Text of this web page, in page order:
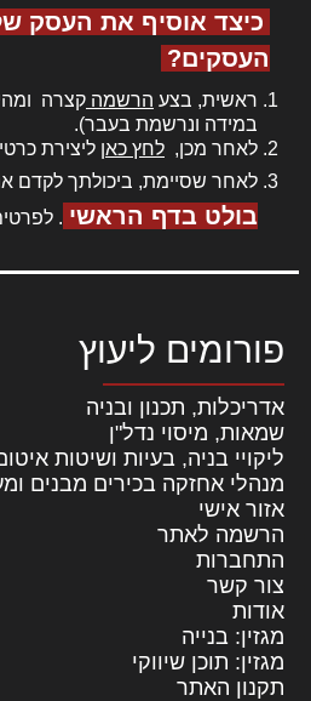
כיצד אוסיף את העסק
העסקים?
ראשית, בצע הרשמה קצרה
במידה ונרשמת בעבר).
לאחר מכן, לחץ כאן ליצירת
לאחר שסיימת, ביכולתך לקדם
בולט בדף הראשי .
פורומים ליעוץ
אדריכלות, תכנון ובניה
שמאות, מיסוי נדל"ן
ליקויי בניה, בעיות ושיטות
מנהלי אחזקה בכירים מבנים
אזור אישי
הרשמה לאתר
התחברות
צור קשר
אודות
מגזין: בנייה
מגזין: תוכן שיווקי
תקנון האתר